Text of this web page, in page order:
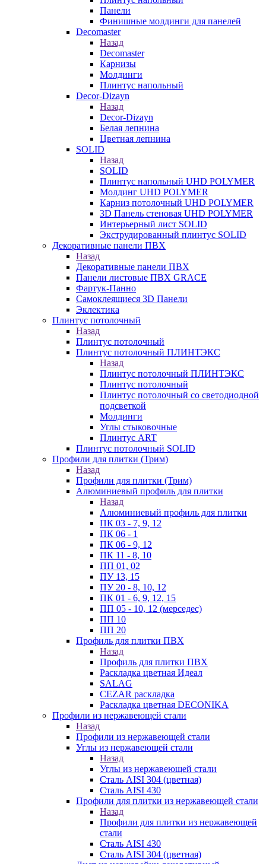
Панели
Финишные молдинги для панелей
Decomaster
Назад
Decomaster
Карнизы
Молдинги
Плинтус напольный
Decor-Dizayn
Назад
Decor-Dizayn
Белая лепнина
Цветная лепнина
SOLID
Назад
SOLID
Плинтус напольный UHD POLYMER
Молдинг UHD POLYMER
Карниз потолочный UHD POLYMER
3D Панель стеновая UHD POLYMER
Интерьерный лист SOLID
Экструдированный плинтус SOLID
Декоративные панели ПВХ
Назад
Декоративные панели ПВХ
Панели листовые ПВХ GRACE
Фартук-Панно
Самоклеящиеся 3D Панели
Эклектика
Плинтус потолочный
Назад
Плинтус потолочный
Плинтус потолочный ПЛИНТЭКС
Назад
Плинтус потолочный ПЛИНТЭКС
Плинтус потолочный
Плинтус потолочный со светодиодной
подсветкой
Молдинги
Углы стыковочные
Плинтус ART
Плинтус потолочный SOLID
Профили для плитки (Трим)
Назад
Профили для плитки (Трим)
Алюминиевый профиль для плитки
Назад
Алюминиевый профиль для плитки
ПК 03 - 7, 9, 12
ПК 06 - 1
ПК 06 - 9, 12
ПК 11 - 8, 10
ПП 01, 02
ПУ 13, 15
ПУ 20 - 8, 10, 12
ПК 01 - 6, 9, 12, 15
ПП 05 - 10, 12 (мерседес)
ПП 10
ПП 20
Профиль для плитки ПВХ
Назад
Профиль для плитки ПВХ
Раскладка цветная Идеал
SALAG
CEZAR раскладка
Раскладка цветная DECONIKA
Профили из нержавеющей стали
Назад
Профили из нержавеющей стали
Углы из нержавеющей стали
Назад
Углы из нержавеющей стали
Сталь AISI 304 (цветная)
Сталь AISI 430
Профили для плитки из нержавеющей стали
Назад
Профили для плитки из нержавеющей
стали
Сталь AISI 430
Сталь AISI 304 (цветная)